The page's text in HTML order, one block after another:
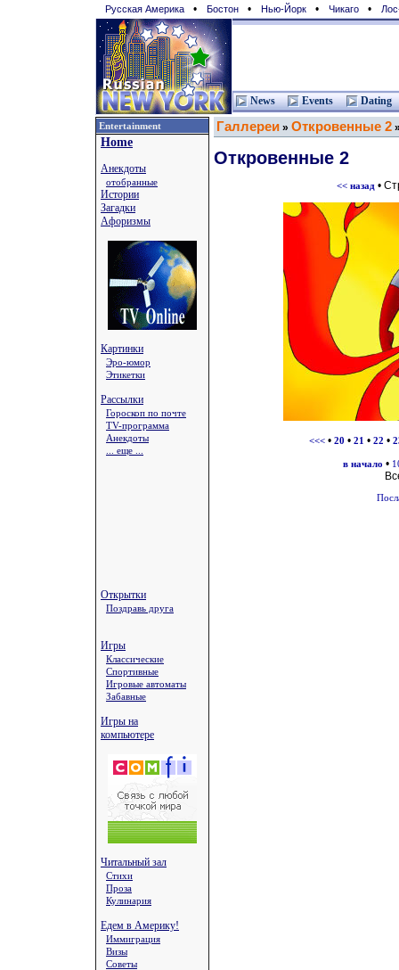
Русская Америка • Бостон • Нью-Йорк • Чикаго •
News Events Dating
Entertainment
Home
Анекдоты
отобранные
Истории
Загадки
Афоризмы
Картинки
Эро-юмор
Этикетки
Рассылки
Гороскоп по почте
TV-программа
Анекдоты
... еще ...
Открытки
Поздравь друга
Игры
Классические
Спортивные
Игровые автоматы
Забавные
Игры на
компьютере
Читальный зал
Стихи
Проза
Кулинария
Едем в Америку!
Иммиграция
Визы
Советы
Галлереи » Откровенные 2
Откровенные 2
<< назад •
<<<• 20 • 21 • 22 •
в начало •